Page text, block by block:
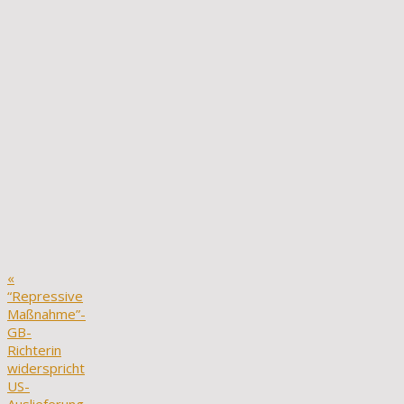
«
“Repressive
Maßnahme”-
GB-
Richterin
widerspricht
US-